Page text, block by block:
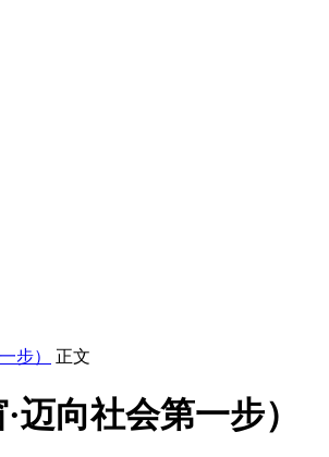
步） 正文
向社会第一步）